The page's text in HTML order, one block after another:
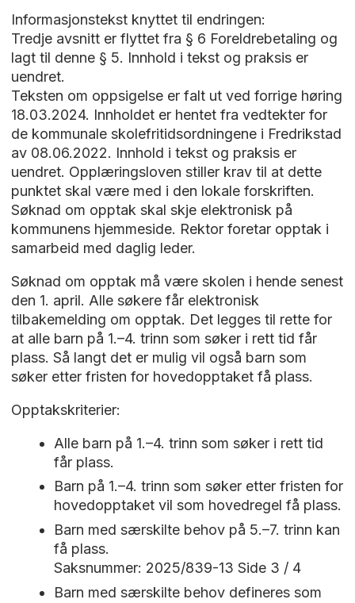
Informasjonstekst knyttet til endringen:
Tredje avsnitt er flyttet fra § 6 Foreldrebetaling og
lagt til denne § 5. Innhold i tekst og praksis er
uendret.
Teksten om oppsigelse er falt ut ved forrige høring
18.03.2024. Innholdet er hentet fra vedtekter for
de kommunale skolefritidsordningene i Fredrikstad
av 08.06.2022. Innhold i tekst og praksis er
uendret. Opplæringsloven stiller krav til at dette
punktet skal være med i den lokale forskriften.
Søknad om opptak skal skje elektronisk på
kommunens hjemmeside. Rektor foretar opptak i
samarbeid med daglig leder.
Søknad om opptak må være skolen i hende senest
den 1. april. Alle søkere får elektronisk
tilbakemelding om opptak. Det legges til rette for
at alle barn på 1.–4. trinn som søker i rett tid får
plass. Så langt det er mulig vil også barn som
søker etter fristen for hovedopptaket få plass.
Opptakskriterier:
Alle barn på 1.–4. trinn som søker i rett tid
får plass.
Barn på 1.–4. trinn som søker etter fristen for
hovedopptaket vil som hovedregel få plass.
Barn med særskilte behov på 5.–7. trinn kan
få plass.
Saksnummer: 2025/839-13 Side 3 / 4
Barn med særskilte behov defineres som